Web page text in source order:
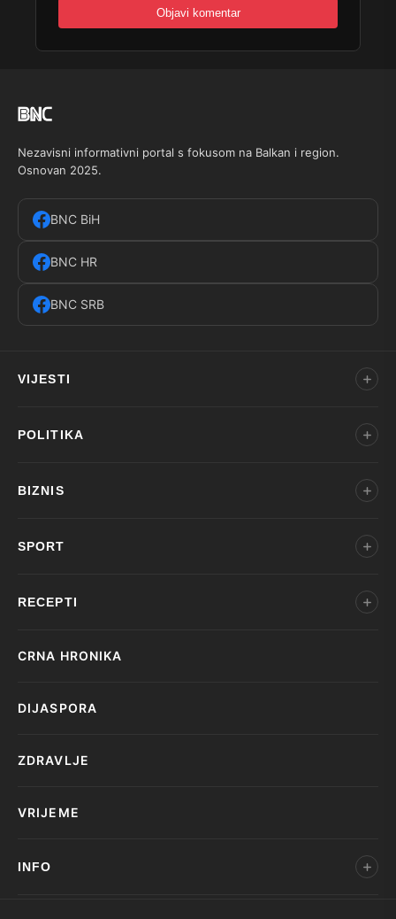
Nezavisni informativni portal s fokusom na Balkan i region.
Osnovan 2025.
BNC BiH
BNC HR
BNC SRB
VIJESTI
POLITIKA
BIZNIS
SPORT
RECEPTI
CRNA HRONIKA
DIJASPORA
ZDRAVLJE
VRIJEME
INFO